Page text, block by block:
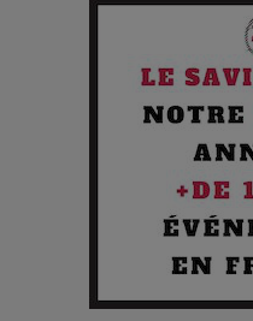
Pourquoi les Petites
Cibles des Hackers
Les 3 meilleures
Quand l'Opéra Rencontre